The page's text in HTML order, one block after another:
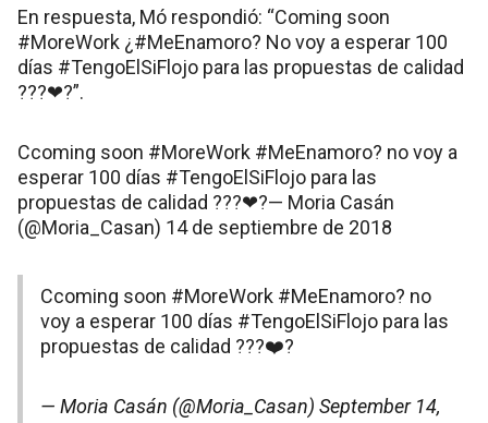
En respuesta, Mó respondió: “Coming soon
#MoreWork ¿#MeEnamoro? No voy a esperar 100
días #TengoElSiFlojo para las propuestas de calidad
???❤?”.
Ccoming soon #MoreWork #MeEnamoro? no voy a
esperar 100 días #TengoElSiFlojo para las
propuestas de calidad ???❤?— Moria Casán
(@Moria_Casan) 14 de septiembre de 2018
Ccoming soon #MoreWork #MeEnamoro? no
voy a esperar 100 días #TengoElSiFlojo para las
propuestas de calidad ???❤️?
— Moria Casán (@Moria_Casan) September 14,